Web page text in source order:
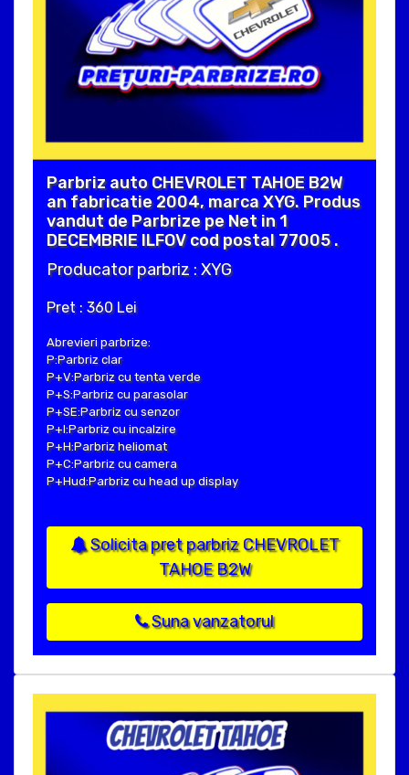
Parbriz auto CHEVROLET TAHOE B2W
an fabricatie 2004, marca XYG. Produs
vandut de Parbrize pe Net in 1
DECEMBRIE ILFOV cod postal 77005 .
Producator parbriz : XYG
Pret : 360 Lei
Abrevieri parbrize:
P:Parbriz clar
P+V:Parbriz cu tenta verde
P+S:Parbriz cu parasolar
P+SE:Parbriz cu senzor
P+I:Parbriz cu incalzire
P+H:Parbriz heliomat
P+C:Parbriz cu camera
P+Hud:Parbriz cu head up display
Solicita pret parbriz CHEVROLET
TAHOE B2W
Suna vanzatorul